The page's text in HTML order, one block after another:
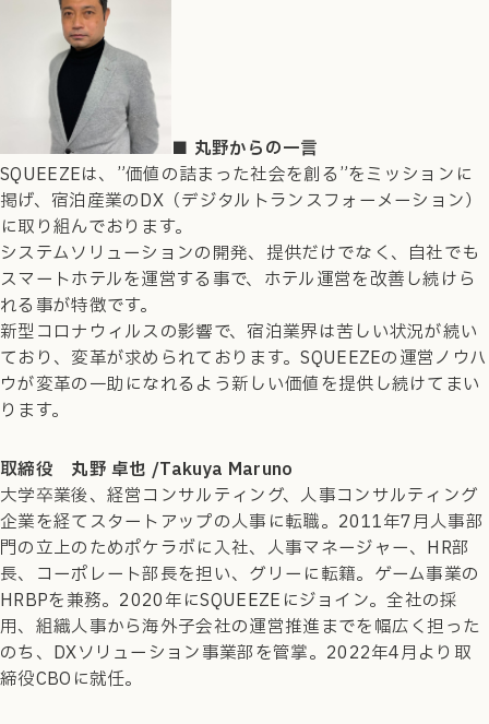
■ 丸野からの一言
SQUEEZEは、”価値の詰まった社会を創る”をミッションに
掲げ、宿泊産業のDX（デジタルトランスフォーメーション）
に取り組んでおります。
システムソリューションの開発、提供だけでなく、自社でも
スマートホテルを運営する事で、ホテル運営を改善し続けら
れる事が特徴です。
新型コロナウィルスの影響で、宿泊業界は苦しい状況が続い
ており、変革が求められております。SQUEEZEの運営ノウハ
ウが変革の一助になれるよう新しい価値を提供し続けてまい
ります。
取締役 丸野 卓也 /Takuya Maruno
大学卒業後、経営コンサルティング、人事コンサルティング
企業を経てスタートアップの人事に転職。2011年7月人事部
門の立上のためポケラボに入社、人事マネージャー、HR部
長、コーポレート部長を担い、グリーに転籍。ゲーム事業の
HRBPを兼務。2020年にSQUEEZEにジョイン。全社の採
用、組織人事から海外子会社の運営推進までを幅広く担った
のち、DXソリューション事業部を管掌。2022年4月より取
締役CBOに就任。